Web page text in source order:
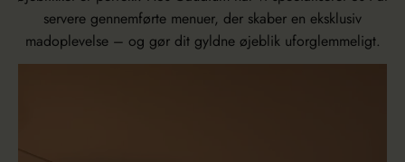
servere gennemførte menuer, der skaber en eksklusiv
madoplevelse – og gør dit gyldne øjeblik uforglemmeligt.